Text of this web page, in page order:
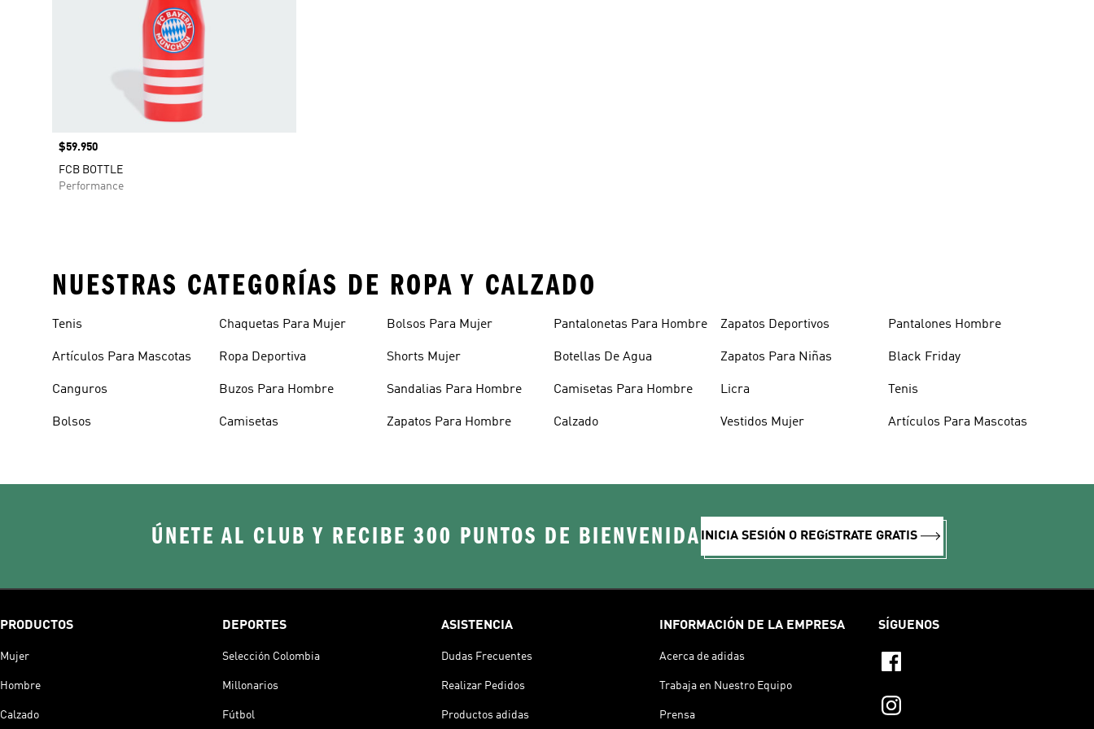
Precio
$59.950
FCB BOTTLE
Performance
NUESTRAS CATEGORÍAS DE ROPA Y CALZADO
Tenis
Artículos Para Mascotas
Canguros
Bolsos
Chaquetas Para Mujer
Ropa Deportiva
Buzos Para Hombre
Camisetas
Bolsos Para Mujer
Shorts Mujer
Sandalias Para Hombre
Zapatos Para Hombre
Pantalonetas Para Hombre
Botellas De Agua
Camisetas Para Hombre
Calzado
Zapatos Deportivos
Zapatos Para Niñas
Licra
Vestidos Mujer
Pantalones Hombre
Black Friday
Tenis
Artículos Para Mascotas
ÚNETE AL CLUB Y RECIBE 300 PUNTOS DE BIENVENIDA INICIA SESIÓN O REGíSTRATE GRATIS
PRODUCTOS
Mujer
Hombre
Calzado
DEPORTES
Selección Colombia
Millonarios
Fútbol
ASISTENCIA
Dudas Frecuentes
Realizar Pedidos
Productos adidas
INFORMACIÓN DE LA EMPRESA
Acerca de adidas
Trabaja en Nuestro Equipo
Prensa
SÍGUENOS